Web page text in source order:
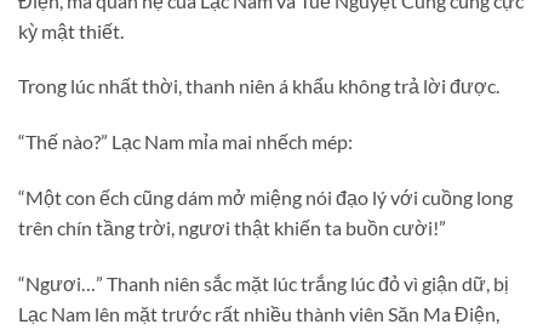
kỳ mật thiết.
Trong lúc nhất thời, thanh niên á khẩu không trả lời được.
“Thế nào?” Lạc Nam mỉa mai nhếch mép:
“Một con ếch cũng dám mở miệng nói đạo lý với cuồng long
trên chín tầng trời, ngươi thật khiến ta buồn cười!”
“Ngươi…” Thanh niên sắc mặt lúc trắng lúc đỏ vì giận dữ, bị
Lạc Nam lên mặt trước rất nhiều thành viên Săn Ma Điện,